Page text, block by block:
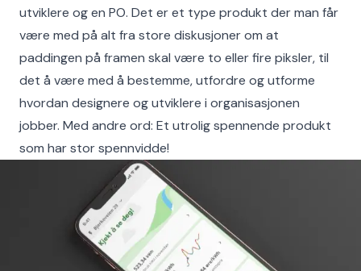
utviklere og en PO. Det er et type produkt der man får
være med på alt fra store diskusjoner om at
paddingen på framen skal være to eller fire piksler, til
det å være med å bestemme, utfordre og utforme
hvordan designere og utviklere i organisasjonen
jobber. Med andre ord: Et utrolig spennende produkt
som har stor spennvidde!